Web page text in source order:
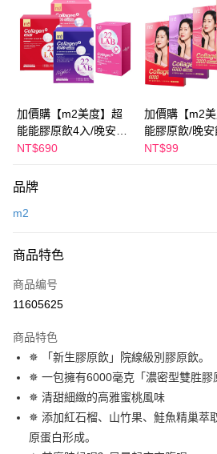
LINE Pay
Apple Pay
街口支付
悠遊付
Google Pay
AFTEE先享后付
相关说明
1. 於付款方式選擇AFTEE先享後付，將跳出
窗。
3. 訂單確認後不需事先繳費，商品會配送至您
4. 下訂完成後，您的手機會收到一封繳費通知
5. 收到商品當下無需繳費，確認無誤後，請再
請留意繳費期限為 14 天。唯有下載 AFTEE
有最長 45 天內付款之服務。
繳費期限，為商家向您請款的時間，再加上使
出。使用AFTEE下訂可以延長您收到商品前的
运送方式
全家付款取貨
每笔NT$100，满NT$600(含以上)免运费
試用-全家取貨付款
免运费
付款後全家取貨
每笔NT$100，满NT$600(含以上)免运费
加價購【m2美度】超
能能膠原飲4入/晚安飲
4入/水光飲4入/新生飲
盒)
NT$690
加價購【m2
能膠原飲/晚安
飲/新生飲-孫藝
NT$99
品牌
m2
商品特色
商品编号
11605625
商品特色
✵ 「新生膠原飲」院線級別膠原飲。
✵ 一包擁有6000毫克「濃密型雙胜膠
✵ 清甜細緻的高雅蜜桃風味
✵ 添加紅石榴、山竹果、鮭魚精巢萃
原蛋白形成。